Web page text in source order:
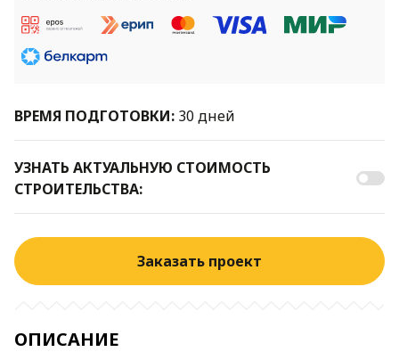
ВРЕМЯ ПОДГОТОВКИ: 30 дней
УЗНАТЬ АКТУАЛЬНУЮ СТОИМОСТЬ
СТРОИТЕЛЬСТВА:
Заказать проект
ОПИСАНИЕ